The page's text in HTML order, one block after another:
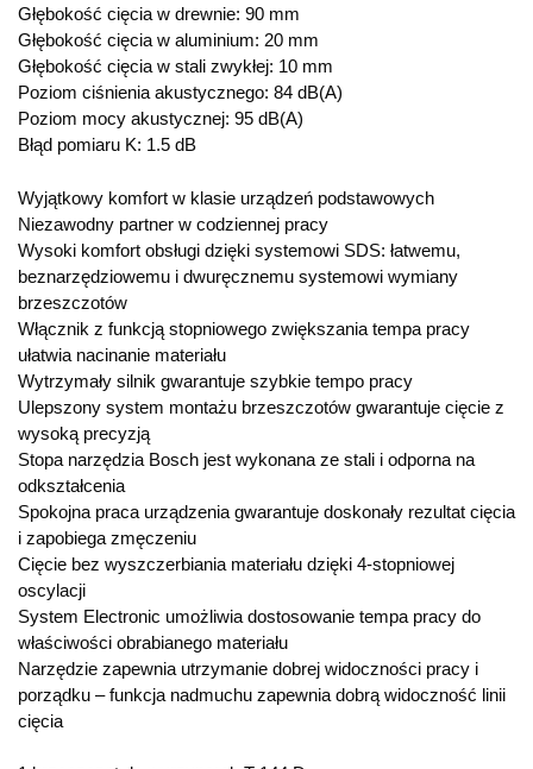
Głębokość cięcia w drewnie: 90 mm
Głębokość cięcia w aluminium: 20 mm
Głębokość cięcia w stali zwykłej: 10 mm
Poziom ciśnienia akustycznego: 84 dB(A)
Poziom mocy akustycznej: 95 dB(A)
Błąd pomiaru K: 1.5 dB
Wyjątkowy komfort w klasie urządzeń podstawowych
Niezawodny partner w codziennej pracy
Wysoki komfort obsługi dzięki systemowi SDS: łatwemu,
beznarzędziowemu i dwuręcznemu systemowi wymiany
brzeszczotów
Włącznik z funkcją stopniowego zwiększania tempa pracy
ułatwia nacinanie materiału
Wytrzymały silnik gwarantuje szybkie tempo pracy
Ulepszony system montażu brzeszczotów gwarantuje cięcie z
wysoką precyzją
Stopa narzędzia Bosch jest wykonana ze stali i odporna na
odkształcenia
Spokojna praca urządzenia gwarantuje doskonały rezultat cięcia
i zapobiega zmęczeniu
Cięcie bez wyszczerbiania materiału dzięki 4-stopniowej
oscylacji
System Electronic umożliwia dostosowanie tempa pracy do
właściwości obrabianego materiału
Narzędzie zapewnia utrzymanie dobrej widoczności pracy i
porządku – funkcja nadmuchu zapewnia dobrą widoczność linii
cięcia